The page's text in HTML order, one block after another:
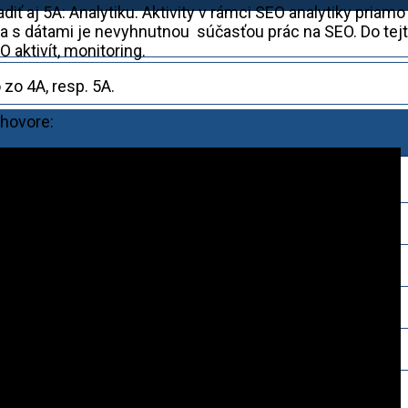
aj 5A: Analytiku. Aktivity v rámci SEO analytiky priamo
s dátami je nevyhnutnou súčasťou prác na SEO. Do
aktivít, monitoring.
4A, resp. 5A.